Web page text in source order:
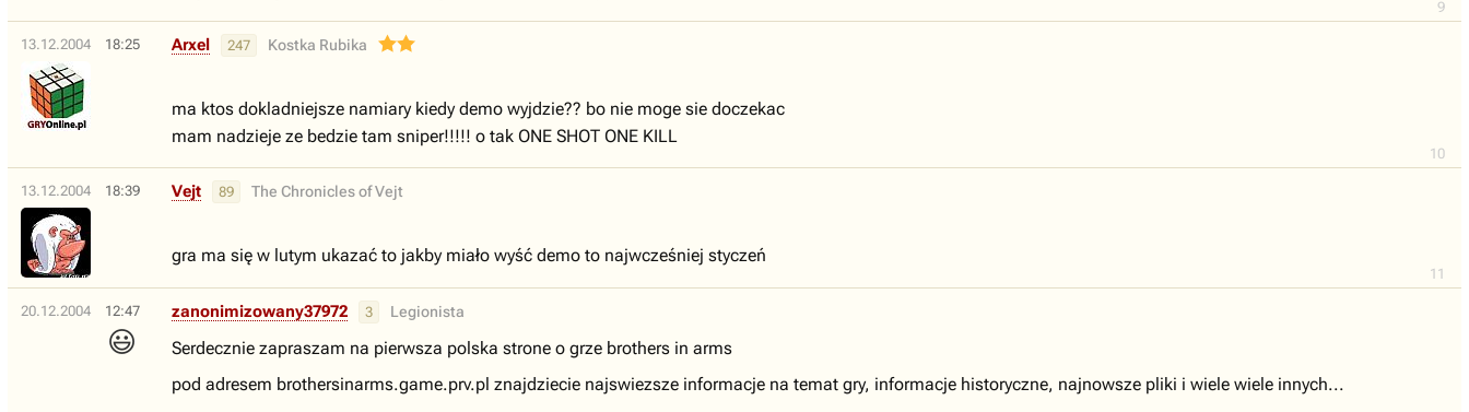
9
13.12.2004 18:25
10
Arxel 247 Kostka Rubika
ma ktos dokladniejsze namiary kiedy demo wyjdzie?? bo nie moge sie doczekac
mam nadzieje ze bedzie tam sniper!!!!! o tak ONE SHOT ONE KILL
13.12.2004 18:39
11
Vejt 89 The Chronicles of Vejt
gra ma się w lutym ukazać to jakby miało wyść demo to najwcześniej styczeń
20.12.2004 12:47
😃
zanonimizowany37972 3 Legionista
Serdecznie zapraszam na pierwsza polska strone o grze brothers in arms
pod adresem brothersinarms.game.prv.pl znajdziecie najswiezsze informacje na temat gry, informacje historyczne, najnowsze pliki i wiele wiele innych...